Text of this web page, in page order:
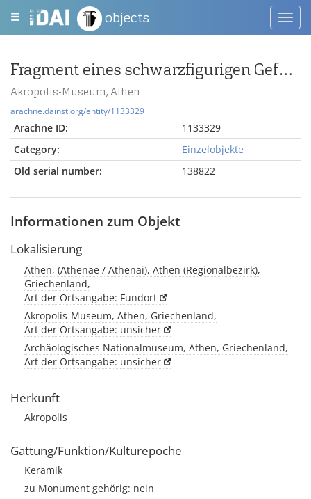
objects
Fragment eines schwarzfigurigen Gefäßes mit Panther
Akropolis-Museum, Athen
arachne.dainst.org/entity/1133329
Arachne ID:
1133329
Category:
Einzelobjekte
Old serial number:
138822
Informationen zum Objekt
Lokalisierung
Athen, (Athenae / Athēnai), Athen (Regionalbezirk),
Griechenland,
Art der Ortsangabe: Fundort
Akropolis-Museum, Athen, Griechenland,
Art der Ortsangabe: unsicher
Archäologisches Nationalmuseum, Athen, Griechenland,
Art der Ortsangabe: unsicher
Herkunft
Akropolis
Gattung/Funktion/Kulturepoche
Keramik
zu Monument gehörig: nein